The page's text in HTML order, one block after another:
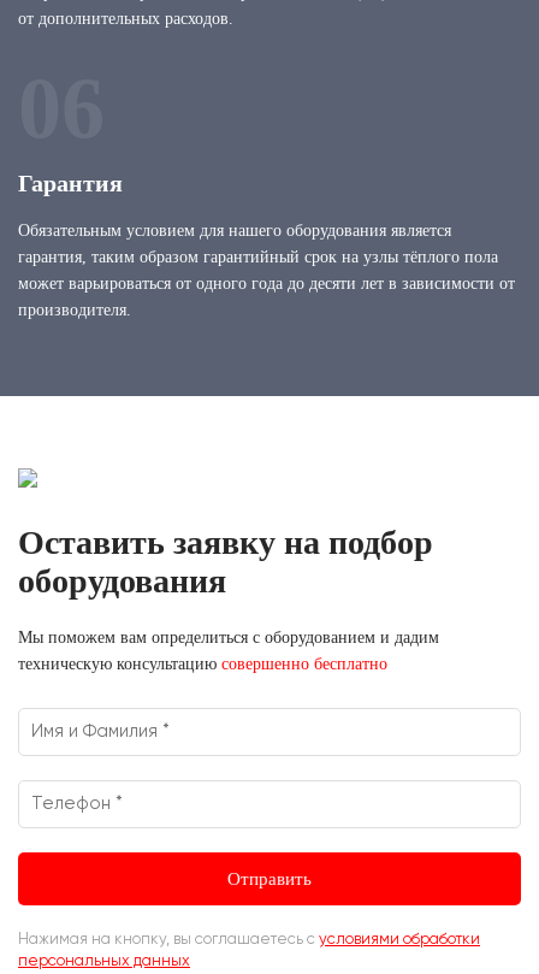
от дополнительных расходов.
Гарантия
Обязательным условием для нашего оборудования является
гарантия, таким образом гарантийный срок на узлы тёплого пола
может варьироваться от одного года до десяти лет в зависимости от
производителя.
Оставить заявку на подбор
оборудования
Мы поможем вам определиться с оборудованием и дадим
техническую консультацию совершенно бесплатно
Нажимая на кнопку, вы соглашаетесь c условиями обработки
персональных данных
Отправить